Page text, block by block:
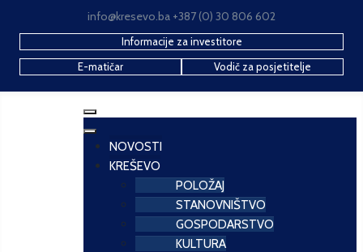
info@kresevo.ba +387 (0) 30 806 602
Informacije za investitore
E-matičar
Vodič za posjetitelje
NOVOSTI
KREŠEVO
POLOŽAJ
STANOVNIŠTVO
GOSPODARSTVO
KULTURA